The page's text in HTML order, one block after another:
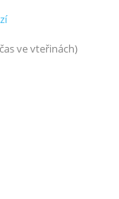
ve vteřinách)